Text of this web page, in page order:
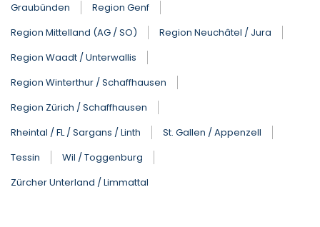
Graubünden
Region Genf
Region Mittelland (AG / SO)
Region Neuchâtel / Jura
Region Waadt / Unterwallis
Region Winterthur / Schaffhausen
Region Zürich / Schaffhausen
Rheintal / FL / Sargans / Linth
St. Gallen / Appenzell
Tessin
Wil / Toggenburg
Zürcher Unterland / Limmattal